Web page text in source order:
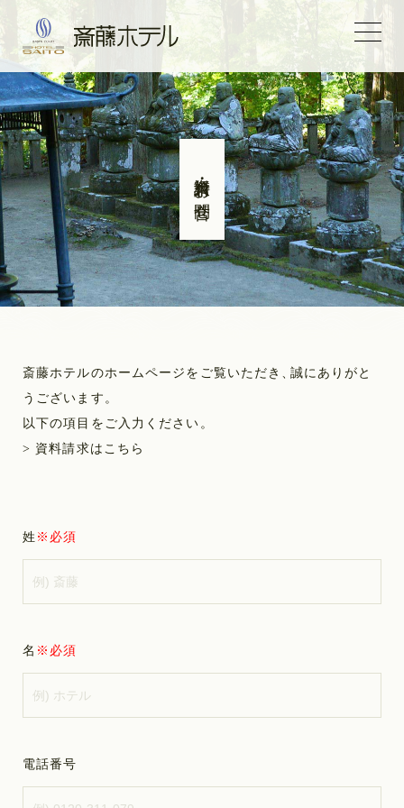
資料請求・お問合せ
斎藤ホテルのホームページをご覧いただき 、誠にありがと
うございます 。
以下の項目をご入力ください 。
> 資料請求はこちら
姓
名
電話番号